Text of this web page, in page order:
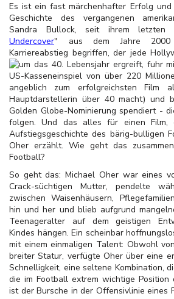
Es ist ein fast märchenhafter Erfolg und
Geschichte des vergangenen
Sandra Bullock, seit ihrem
Undercover" aus dem Jahre
Karriereabstieg begriffen, der jede
um das 40. Lebensjahr ergreift, fuhr
US-Kasseneinspiel von über 220
angeblich zum erfolgreichsten Film
Hauptdarstellerin über 40 macht) und
Golden Globe-Nominierung spendiert -
folgen. Und das alles für einen Film,
Aufstiegsgeschichte des bärig-bulligen
Oher erzählt. Wie geht das
Football?
So geht das: Michael Oher war eines
Crack-süchtigen Mutter, pendelte
zwischen Waisenhäusern,
hin und her und blieb aufgrund
Teenageralter auf dem geistigen
Kindes hängen. Ein scheinbar
mit einem einmaligen Talent: Obwohl
breiter Statur, verfügte Oher über eine
Schnelligkeit, eine seltene Kombination,
die im Football extrem wichtige
ist der Bursche in der Offensivlinie eines